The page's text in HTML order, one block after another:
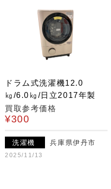
ドラム式洗濯機12.0
㎏/6.0㎏/日立2017年製
買取参考価格
¥300
洗濯機 兵庫県伊丹市
2025/11/13